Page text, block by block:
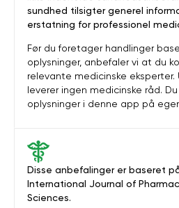
Disse anbefalinger er baseret
International Journal of
Sciences.
sundhed tilsigter generel
erstatning for professionel
Før du foretager handlinger
oplysninger, anbefaler vi at du
relevante medicinske eksperter.
leverer ingen medicinske råd.
oplysninger i denne app på